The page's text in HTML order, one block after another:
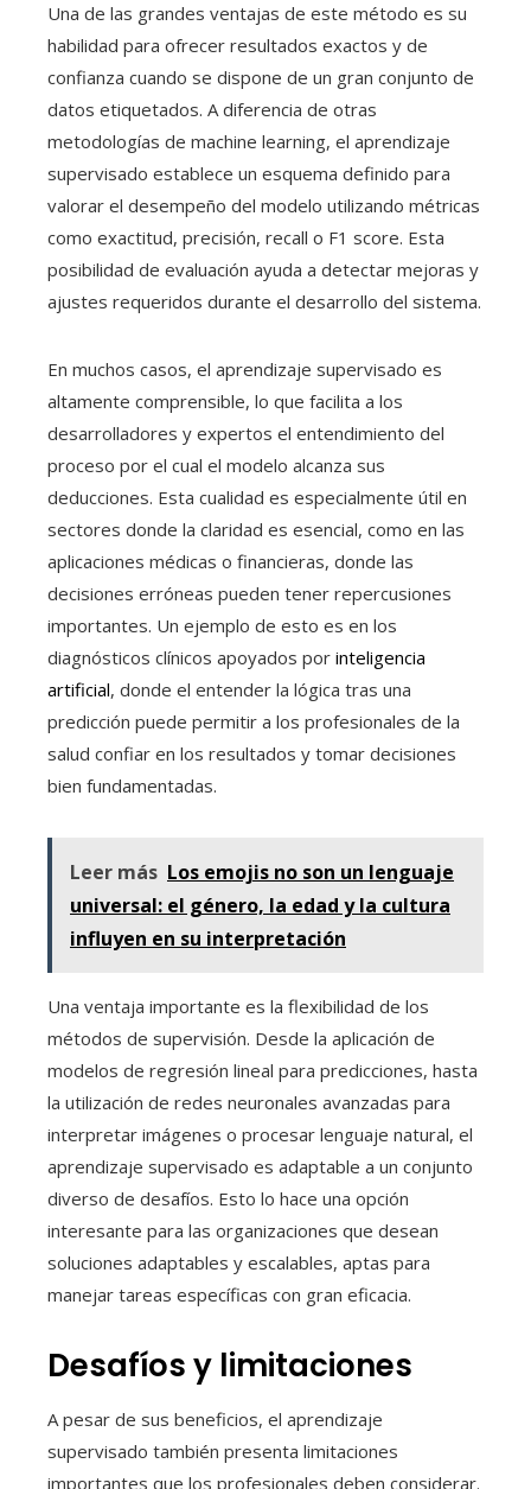
Una de las grandes ventajas de este método es su
habilidad para ofrecer resultados exactos y de
confianza cuando se dispone de un gran conjunto de
datos etiquetados. A diferencia de otras
metodologías de machine learning, el aprendizaje
supervisado establece un esquema definido para
valorar el desempeño del modelo utilizando métricas
como exactitud, precisión, recall o F1 score. Esta
posibilidad de evaluación ayuda a detectar mejoras y
ajustes requeridos durante el desarrollo del sistema.
En muchos casos, el aprendizaje supervisado es
altamente comprensible, lo que facilita a los
desarrolladores y expertos el entendimiento del
proceso por el cual el modelo alcanza sus
deducciones. Esta cualidad es especialmente útil en
sectores donde la claridad es esencial, como en las
aplicaciones médicas o financieras, donde las
decisiones erróneas pueden tener repercusiones
importantes. Un ejemplo de esto es en los
diagnósticos clínicos apoyados por inteligencia
artificial, donde el entender la lógica tras una
predicción puede permitir a los profesionales de la
salud confiar en los resultados y tomar decisiones
bien fundamentadas.
Leer más Los emojis no son un lenguaje
universal: el género, la edad y la cultura
influyen en su interpretación
Una ventaja importante es la flexibilidad de los
métodos de supervisión. Desde la aplicación de
modelos de regresión lineal para predicciones, hasta
la utilización de redes neuronales avanzadas para
interpretar imágenes o procesar lenguaje natural, el
aprendizaje supervisado es adaptable a un conjunto
diverso de desafíos. Esto lo hace una opción
interesante para las organizaciones que desean
soluciones adaptables y escalables, aptas para
manejar tareas específicas con gran eficacia.
Desafíos y limitaciones
A pesar de sus beneficios, el aprendizaje
supervisado también presenta limitaciones
importantes que los profesionales deben considerar.